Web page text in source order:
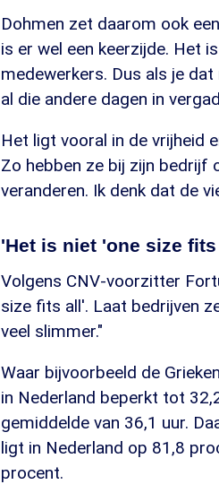
Dohmen zet daarom ook
is er wel een keerzijde. Het
medewerkers. Dus als je
al die andere dagen in
Het ligt vooral in de vrijheid
Zo hebben ze bij zijn bedrijf
veranderen. Ik denk dat de
'Het is niet 'one size
Volgens CNV-voorzitter
size fits all'. Laat bedrijven
veel slimmer."
Waar bijvoorbeeld de
in Nederland beperkt tot
gemiddelde van 36,1 uur.
ligt in Nederland op 81,8
procent.